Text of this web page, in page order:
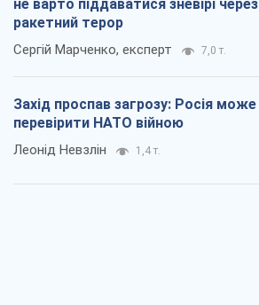
не варто піддаватися зневірі через
ракетний терор
Сергій Марченко, експерт 7,0 т.
Захід проспав загрозу: Росія може
перевірити НАТО війною
Леонід Невзлін 1,4 т.